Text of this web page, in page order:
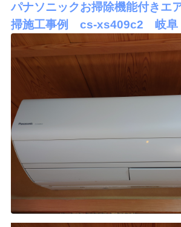
パナソニックお掃除機能付き
掃施工事例 cs-xs409c2 岐阜